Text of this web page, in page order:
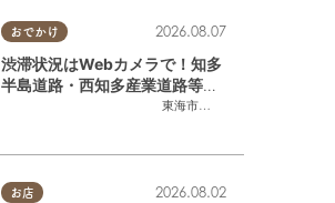
おでかけ
東海市
,大府市
2026.08.07
渋滞状況はWebカメラで！知多
半島道路・西知多産業道路等の
お店 2026.08.02